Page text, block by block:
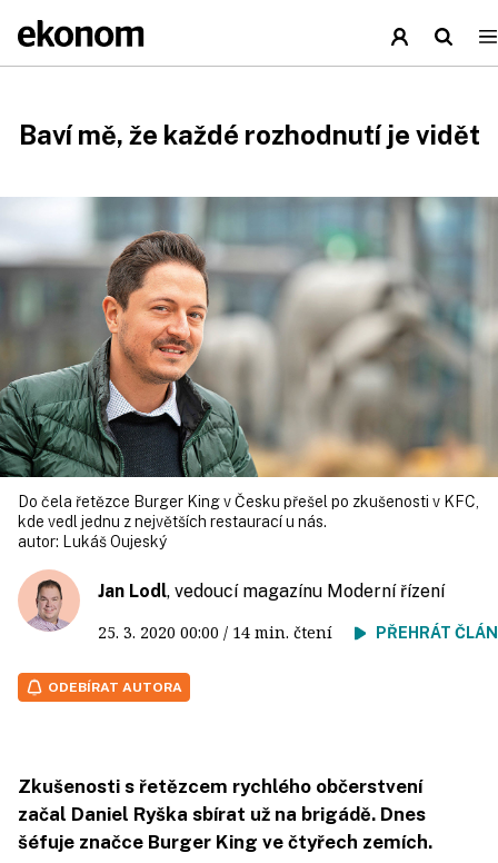
Baví mě, že každé rozhodnutí je vidět
Do čela řetězce Burger King v Česku přešel po zkušenosti v KFC,
kde vedl jednu z největších restaurací u nás.
autor:
Lukáš Oujeský
Jan Lodl, vedoucí magazínu Moderní řízení
25. 3. 2020 00:00 / 14 min. čtení PŘEHRÁT
ODEBÍRAT AUTORA
Zkušenosti s řetězcem rychlého občerstvení
začal Daniel Ryška sbírat už na brigádě. Dnes
šéfuje značce Burger King ve čtyřech zemích.